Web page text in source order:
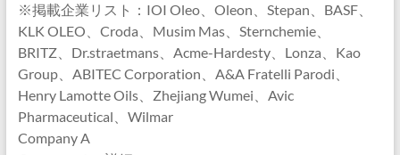
※掲載企業リスト：IOI Oleo、Oleon、Stepan、BASF、
KLK OLEO、Croda、Musim Mas、Sternchemie、
BRITZ、Dr.straetmans、Acme-Hardesty、Lonza、Kao
Group、ABITEC Corporation、A&A Fratelli Parodi、
Henry Lamotte Oils、Zhejiang Wumei、Avic
Pharmaceutical、Wilmar
Company A